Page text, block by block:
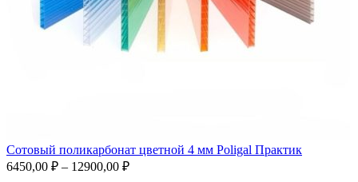
Сотовый поликарбонат цветной 4 мм Poligal Практик
6450,00 ₽ – 12900,00 ₽